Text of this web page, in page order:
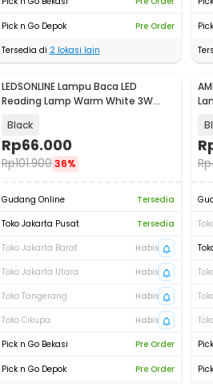
Pick n Go Depok
Pre Order
Tersedia di 2lokasi lain
LEDSONLINE Lampu Baca LED
Reading Lamp Warm White 3W
Black
Rp66.000
Rp101.900 36%
Gudang Online
Tersedia
Toko Jakarta Pusat
Tersedia
Toko Jakarta Barat
Habis
Toko Jakarta Utara
Habis
Toko Tangerang
Habis
Toko Cikupa
Habis
Pick n Go Bekasi
Pre Order
Pick n Go Depok Pre Order
Rp